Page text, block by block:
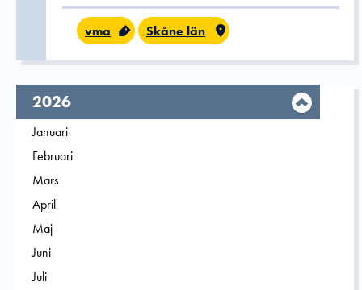
vma Skåne län
År,
2026
Filtrera på
Januari
Filtrera på
Februari
Filtrera på
Mars
Filtrera på
April
Filtrera på
Maj
Filtrera på
Juni
Filtrera på
Juli